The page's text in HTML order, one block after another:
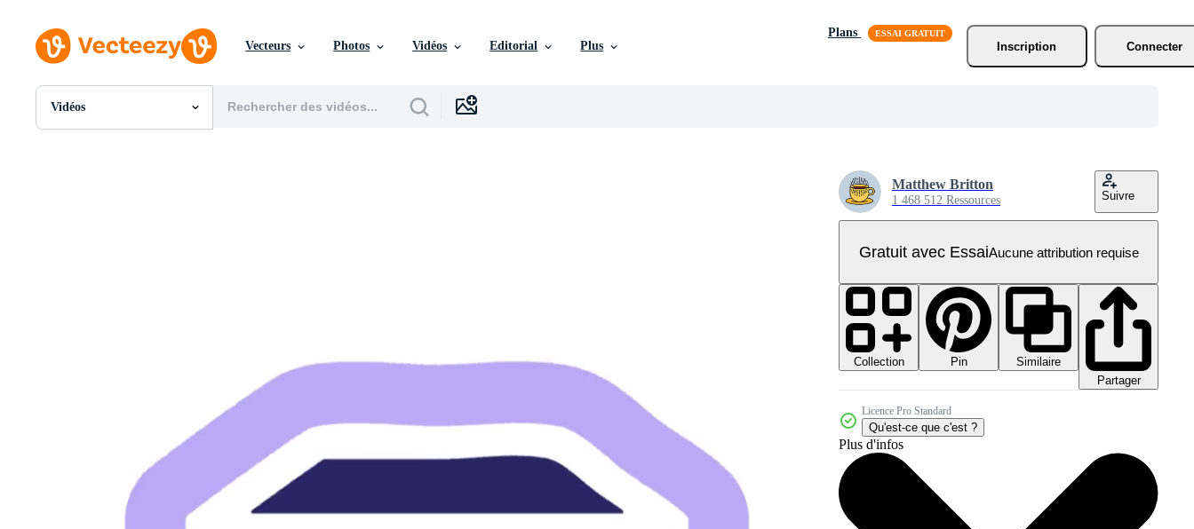
Vecteurs Photos Vidéos Editorial Plus
Plans
Inscription
Connecter
Vidéos
Toutes Images
Matthew Britton
1 468 512 Ressources Suivre
Gratuit avec EssaiAucune attribution requise
Collection Pin
Similaire
Partager
Licence Pro Standard
Qu'est-ce que c'est ?
Plus d'infos